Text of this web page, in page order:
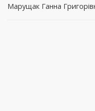
Марущак Ганна